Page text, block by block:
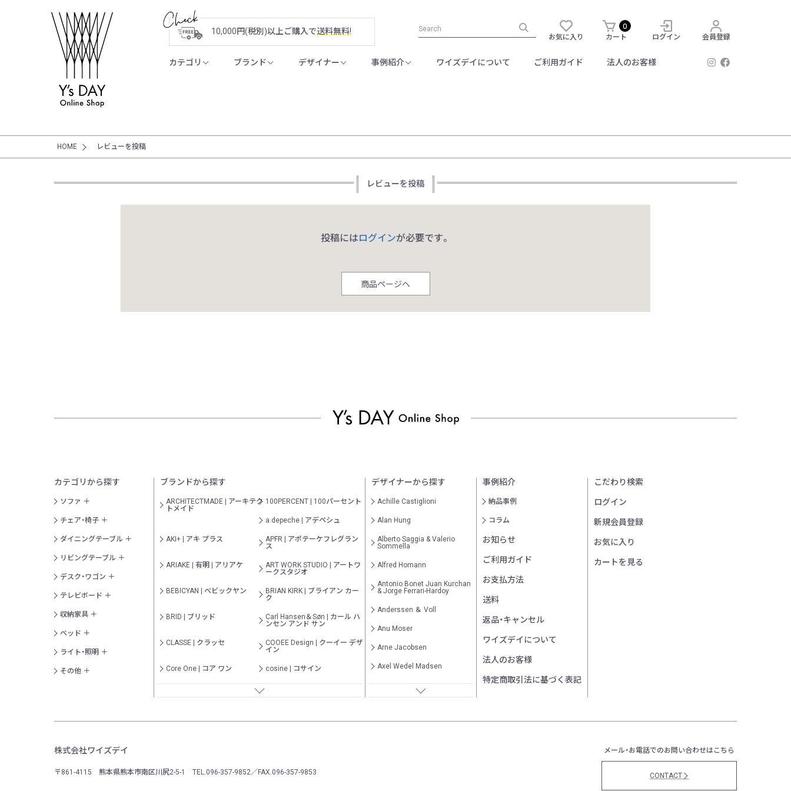
10,000円(税別)以上ご購入で送料無料!
お気に入り
0
カート ログイン 会員登録
カテゴリ ブランド デザイナー 事例紹介 ワイズデイについて ご利用ガイド 法人のお客様
HOME レビューを投稿
レビューを投稿
投稿にはログインが必要です。
商品ページへ
カテゴリから探す
ソファ
チェア・椅子
ダイニングテーブル
リビングテーブル
デスク・ワゴン
テレビボード
収納家具
ベッド
ライト・照明
その他
ブランドから探す
ARCHITECTMADE | アーキテク
トメイド
100PERCENT | 100パーセント
a.depeche | アデペシュ
AKI+ | アキ プラス
APFR | アポテーケフレグラン
ス
ARIAKE | 有明 | アリアケ
ART WORK STUDIO | アートワ
ークスタジオ
BEBICYAN | べビックヤン
BRIAN KIRK | ブライアン カー
ク
BRID | ブリッド
Carl Hansen＆Søn | カール ハ
ンセン アンド サン
CLASSE | クラッセ
COOEE Design | クーイー デザ
イン
Core One | コア ワン cosine | コサイン
CUERO | クエロ Cutipol | クチポール
ラニエス
デザイナーから探す
Achille Castiglioni
Alan Hung
Alberto Saggia & Valerio
Sommella
Alfred Homann
Antonio Bonet Juan Kurchan
& Jorge Ferrari-Hardoy
Anderssen ＆ Voll
Anu Moser
Arne Jacobsen
Axel Wedel Madsen
Barnard Schottlander
Bertrand Balas
事例紹介
納品事例
コラム
お知らせ
ご利用ガイド
お支払方法
送料
返品・キャンセル
ワイズデイについて
法人のお客様
特定商取引法に基づく表記
こだわり検索
ログイン
新規会員登録
お気に入り
カートを見る
株式会社ワイズデイ
〒861-4115 熊本県熊本市南区川尻2-5-1 TEL.096-357-9852／FAX.096-357-9853
メール・お電話でのお問い合わせはこちら
CONTACT